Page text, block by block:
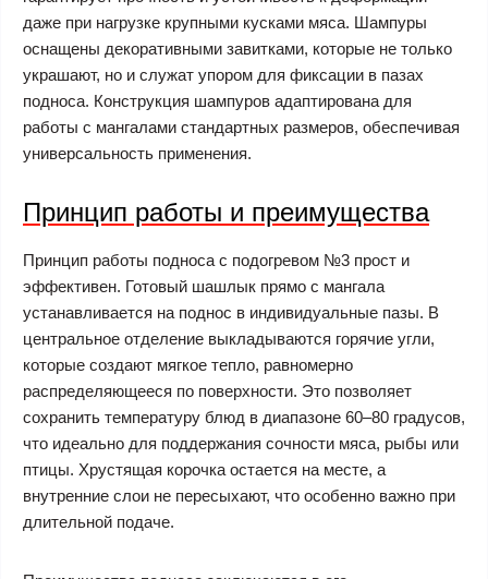
даже при нагрузке крупными кусками мяса. Шампуры
оснащены декоративными завитками, которые не только
украшают, но и служат упором для фиксации в пазах
подноса. Конструкция шампуров адаптирована для
работы с мангалами стандартных размеров, обеспечивая
универсальность применения.
Принцип работы и преимущества
Принцип работы подноса с подогревом №3 прост и
эффективен. Готовый шашлык прямо с мангала
устанавливается на поднос в индивидуальные пазы. В
центральное отделение выкладываются горячие угли,
которые создают мягкое тепло, равномерно
распределяющееся по поверхности. Это позволяет
сохранить температуру блюд в диапазоне 60–80 градусов,
что идеально для поддержания сочности мяса, рыбы или
птицы. Хрустящая корочка остается на месте, а
внутренние слои не пересыхают, что особенно важно при
длительной подаче.